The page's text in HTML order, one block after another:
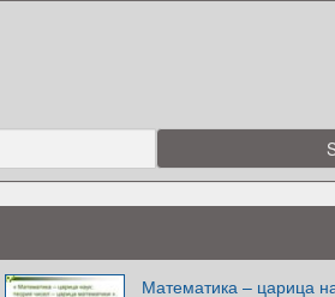
Математика – царица